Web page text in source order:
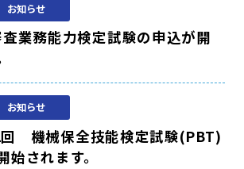
お知らせ
業務能力検定試験の申込が開
お知らせ
機械保全技能検定試験(PBT)
始されます。